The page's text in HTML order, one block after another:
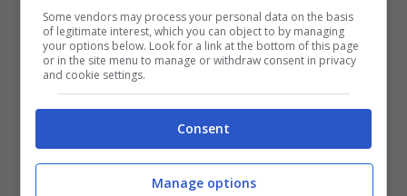
Some vendors may process your personal data on the basis
of legitimate interest, which you can object to by managing
your options below. Look for a link at the bottom of this page
or in the site menu to manage or withdraw consent in privacy
and cookie settings.
Consent
Manage options